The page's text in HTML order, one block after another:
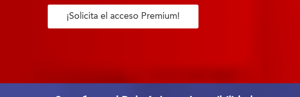
¡Solicita el acceso Premium!